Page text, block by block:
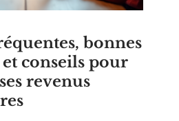
bonnes
conseils pour
revenus